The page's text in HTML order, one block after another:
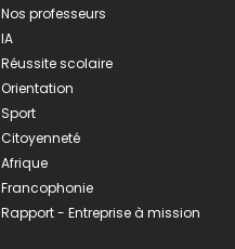
Nos professeurs
IA
Réussite scolaire
Orientation
Sport
Citoyenneté
Afrique
Francophonie
Rapport - Entreprise à mission